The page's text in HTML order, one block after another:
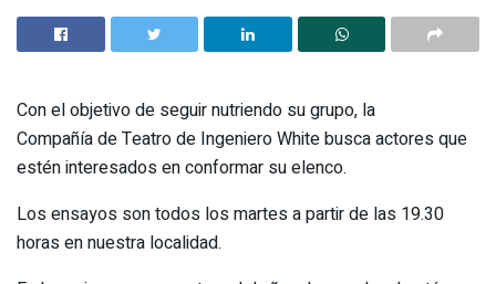
Con el objetivo de seguir nutriendo su grupo, la
Compañía de Teatro de Ingeniero White busca actores que
estén interesados en conformar su elenco.
Los ensayos son todos los martes a partir de las 19.30
horas en nuestra localidad.